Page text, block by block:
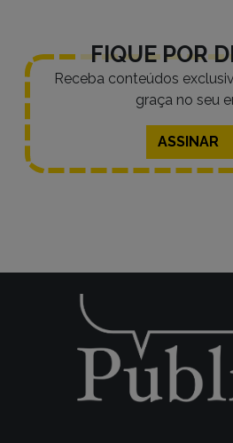
FIQUE POR
Receba conteúdos
graça no seu
ASSINAR